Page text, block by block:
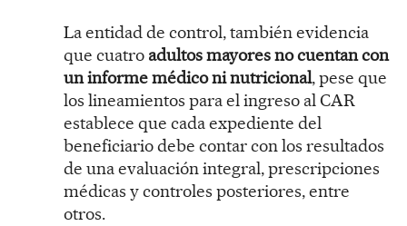
La entidad de control, también evidencia
que cuatro adultos mayores no cuentan con
un informe médico ni nutricional, pese que
los lineamientos para el ingreso al CAR
establece que cada expediente del
beneficiario debe contar con los resultados
de una evaluación integral, prescripciones
médicas y controles posteriores, entre
otros.